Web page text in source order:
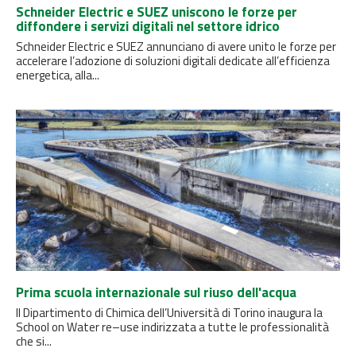
Schneider Electric e SUEZ uniscono le forze per
diffondere i servizi digitali nel settore idrico
Schneider Electric e SUEZ annunciano di avere unito le forze per
accelerare l’adozione di soluzioni digitali dedicate all’efficienza
energetica, alla...
Prima scuola internazionale sul riuso dell'acqua
Il Dipartimento di Chimica dell’Università di Torino inaugura la
School on Water re–use indirizzata a tutte le professionalità
che si...